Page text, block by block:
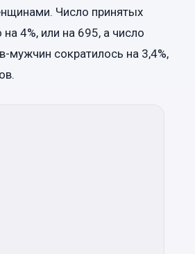
Число принятых
4%, или на 695, а число
мужчин сократилось на 3,4%,